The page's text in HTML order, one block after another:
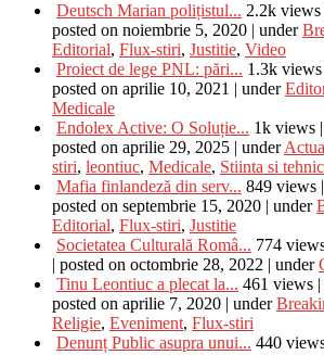
Deutsch Marian polițistul... 2.2k views
posted on noiembrie 5, 2020 | under
Editorial, Flux-stiri, Justitie, Video
Proiect de lege PNL: pări... 1.3k views
posted on aprilie 10, 2021 | under
Medicale
Endolex Active: O Soluție... 1k views |
posted on aprilie 29, 2025 | under
stiri, leontiuc, Medicale, Stiinta si
Mafia finlandeză din serv... 849 views |
posted on septembrie 15, 2020 | under
Editorial, Flux-stiri, Justitie
Societatea Culturală Româ... 774
| posted on octombrie 28, 2022 | under
Tinu Leontiuc a plecat la... 461 views |
posted on aprilie 7, 2020 | under
Religie, Eveniment, Flux-stiri
Denunț Public asupra unui... 440